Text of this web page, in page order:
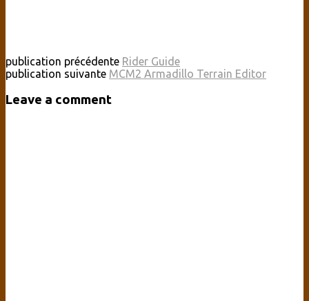
publication précédente Rider Guide
publication suivante MCM2 Armadillo Terrain Editor
Leave a comment